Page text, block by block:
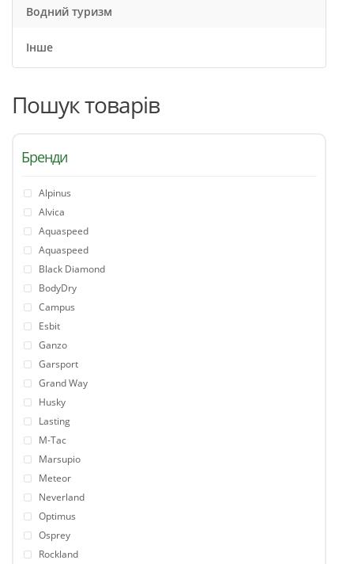
Водний туризм
Інше
Пошук товарів
Бренди
Alpinus
Alvica
Aquaspeed
Aquaspeed
Black Diamond
BodyDry
Campus
Esbit
Ganzo
Garsport
Grand Way
Husky
Lasting
M-Tac
Marsupio
Meteor
Neverland
Optimus
Osprey
Rockland